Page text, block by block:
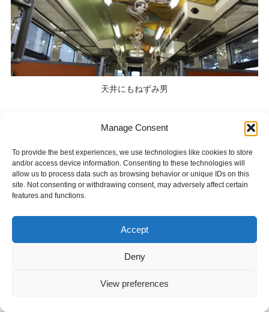
Manage Consent
To provide the best experiences, we use technologies like cookies to store
and/or access device information. Consenting to these technologies will
allow us to process data such as browsing behavior or unique IDs on this
site. Not consenting or withdrawing consent, may adversely affect certain
features and functions.
Accept
Deny
View preferences
天井にもねずみ男